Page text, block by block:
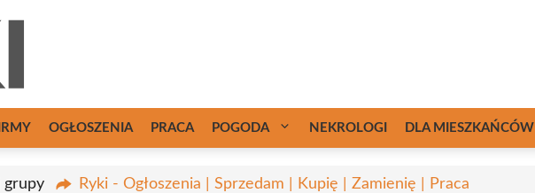
OGŁOSZENIA PRACA POGODA NEKROLOGI DLA MIESZKAŃCÓW
grupy Ryki - Ogłoszenia | Sprzedam | Kupię | Zamienię | Praca